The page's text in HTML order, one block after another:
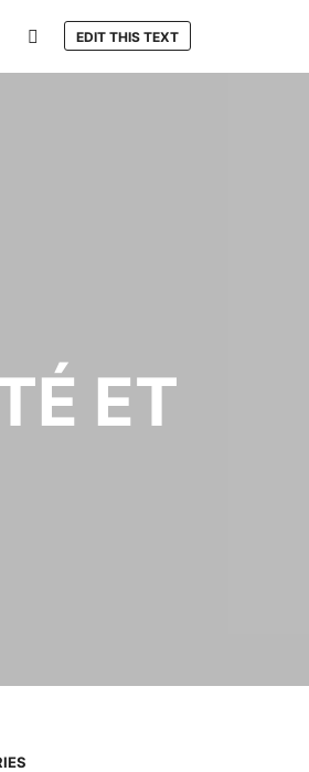
EDIT THIS TEXT
ET